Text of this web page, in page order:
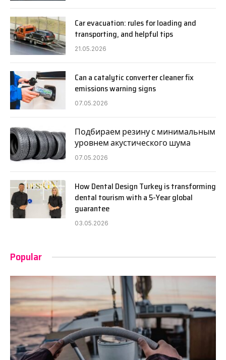
Car evacuation: rules for loading and
transporting, and helpful tips
21.05.2026
Can a catalytic converter cleaner fix
emissions warning signs
07.05.2026
Подбираем резину с минимальным
уровнем акустического шума
07.05.2026
How Dental Design Turkey is transforming
dental tourism with a 5-Year global
guarantee
03.05.2026
Popular